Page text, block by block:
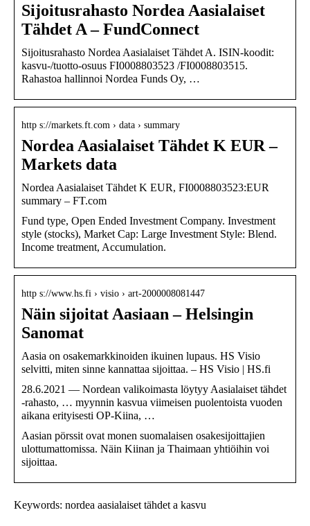
Sijoitusrahasto Nordea Aasialaiset
Tähdet A – FundConnect
Sijoitusrahasto Nordea Aasialaiset Tähdet A. ISIN-koodit:
kasvu-/tuotto-osuus FI0008803523 /FI0008803515.
Rahastoa hallinnoi Nordea Funds Oy, …
http s://markets.ft.com › data › summary
Nordea Aasialaiset Tähdet K EUR –
Markets data
Nordea Aasialaiset Tähdet K EUR, FI0008803523:EUR
summary – FT.com
Fund type, Open Ended Investment Company. Investment
style (stocks), Market Cap: Large Investment Style: Blend.
Income treatment, Accumulation.
http s://www.hs.fi › visio › art-2000008081447
Näin sijoitat Aasiaan – Helsingin
Sanomat
Aasia on osakemarkkinoiden ikuinen lupaus. HS Visio
selvitti, miten sinne kannattaa sijoittaa. – HS Visio | HS.fi
28.6.2021 — Nordean valikoimasta löytyy Aasialaiset tähdet
-rahasto, … myynnin kasvua viimeisen puolentoista vuoden
aikana erityisesti OP-Kiina, …
Aasian pörssit ovat monen suomalaisen osakesijoittajien
ulottumattomissa. Näin Kiinan ja Thaimaan yhtiöihin voi
sijoittaa.
Keywords: nordea aasialaiset tähdet a kasvu